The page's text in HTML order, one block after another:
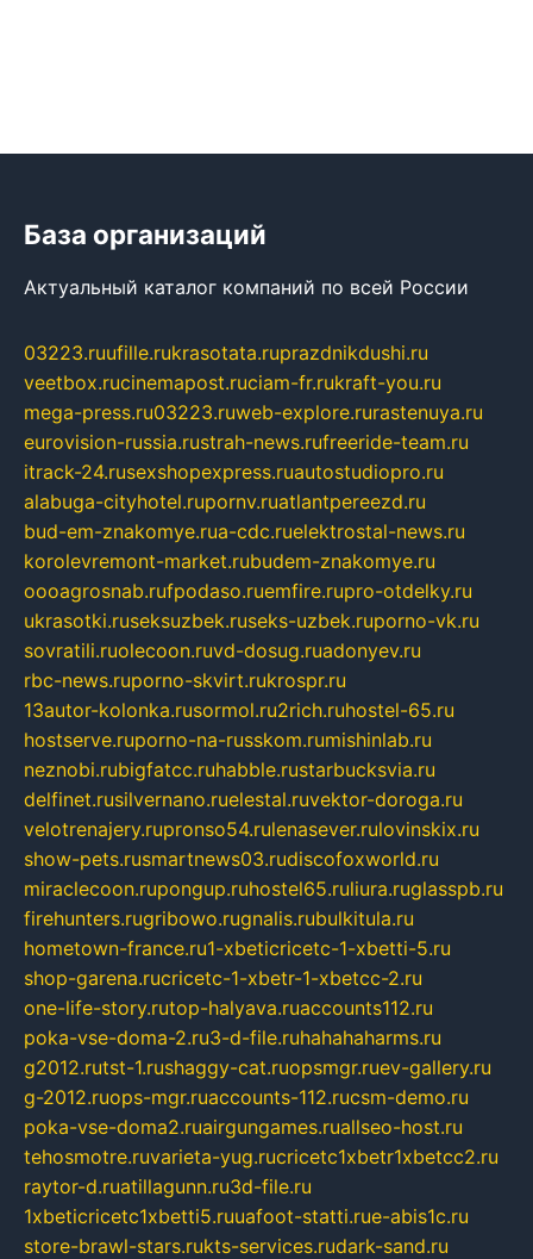
База организаций
Актуальный каталог компаний по всей России
03223.ruufille.rukrasotata.ruprazdnikdushi.ru
veetbox.rucinemapost.ruciam-fr.rukraft-you.ru
mega-press.ru03223.ruweb-explore.rurastenuya.ru
eurovision-russia.rustrah-news.rufreeride-team.ru
itrack-24.rusexshopexpress.ruautostudiopro.ru
alabuga-cityhotel.rupornv.ruatlantpereezd.ru
bud-em-znakomye.rua-cdc.ruelektrostal-news.ru
korolevremont-market.rubudem-znakomye.ru
oooagrosnab.rufpodaso.ruemfire.rupro-otdelky.ru
ukrasotki.ruseksuzbek.ruseks-uzbek.ruporno-vk.ru
sovratili.ruolecoon.ruvd-dosug.ruadonyev.ru
rbc-news.ruporno-skvirt.rukrospr.ru
13autor-kolonka.rusormol.ru2rich.ruhostel-65.ru
hostserve.ruporno-na-russkom.rumishinlab.ru
neznobi.rubigfatcc.ruhabble.rustarbucksvia.ru
delfinet.rusilvernano.ruelestal.ruvektor-doroga.ru
velotrenajery.rupronso54.rulenasever.rulovinskix.ru
show-pets.rusmartnews03.rudiscofoxworld.ru
miraclecoon.rupongup.ruhostel65.ruliura.ruglasspb.ru
firehunters.rugribowo.rugnalis.rubulkitula.ru
hometown-france.ru1-xbeticricetc-1-xbetti-5.ru
shop-garena.rucricetc-1-xbetr-1-xbetcc-2.ru
one-life-story.rutop-halyava.ruaccounts112.ru
poka-vse-doma-2.ru3-d-file.ruhahahaharms.ru
g2012.rutst-1.rushaggy-cat.ruopsmgr.ruev-gallery.ru
g-2012.ruops-mgr.ruaccounts-112.rucsm-demo.ru
poka-vse-doma2.ruairgungames.ruallseo-host.ru
tehosmotre.ruvarieta-yug.rucricetc1xbetr1xbetcc2.ru
raytor-d.ruatillagunn.ru3d-file.ru
1xbeticricetc1xbetti5.ruuafoot-statti.rue-abis1c.ru
store-brawl-stars.rukts-services.rudark-sand.ru